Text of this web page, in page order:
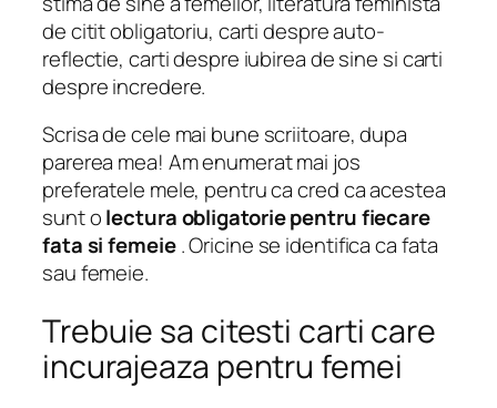
de citit obligatoriu, carti despre auto-
reflectie, carti despre iubirea de sine si carti
despre incredere.
Scrisa de cele mai bune scriitoare, dupa
parerea mea! Am enumerat mai jos
preferatele mele, pentru ca cred ca acestea
sunt olectura obligatorie pentru fiecare
fata si femeie.Oricine se identifica ca fata
sau femeie.
Trebuie sa citesti carti care
incurajeaza pentru femei